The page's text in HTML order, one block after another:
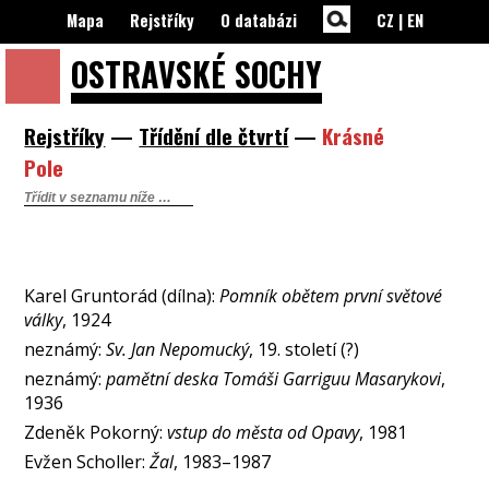
OSTRAVSKÉ SOCHY
Mapa Rejstříky O databázi CZ | EN
Rejstříky — Třídění dle čtvrtí— Krásné
Pole
Karel Gruntorád (dílna):Pomník obětem první světové
války, 1924
neznámý:Sv. Jan Nepomucký, 19. století (?)
neznámý:pamětní deska Tomáši Garriguu Masarykovi,
1936
Zdeněk Pokorný:vstup do města od Opavy, 1981
Evžen Scholler:Žal, 1983–1987